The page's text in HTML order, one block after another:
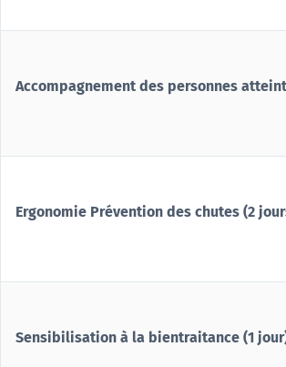
Accompagnement des personnes
Ergonomie Prévention des chutes (2
Sensibilisation à la bientraitance (1